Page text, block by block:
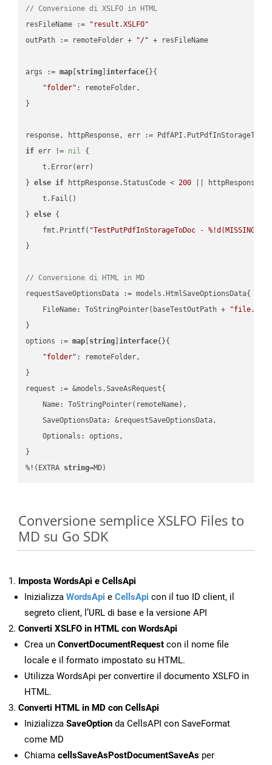
// Conversione di XSLFO in HTML
resFileName :=
"result.XSLFO"
outPath := remoteFolder +
"/" + resFileName
args := map string ]interface{}{
"folder" : remoteFolder,
}
if err != nil {
    t.Error(err)
} else if httpResponse.StatusCode < 200 ||
    t.Fail()
} else {
    fmt.Printf(
"TestPutPdfInStorageToDoc - %!d(MISSING)\n"
}
// Conversione di HTML in MD
requestSaveOptionsData := models.HtmlSaveOptionsData{
    FileName: ToStringPointer(baseTestOutPath +
}
options := map string ]interface{}{
"folder" : remoteFolder,
}
request := &models.SaveAsRequest{
    Name: ToStringPointer(remoteName),
    SaveOptionsData: &requestSaveOptionsData,
    Optionals: options,
}
%!(EXTRA string=MD)
Conversione semplice XSLFO Files to
MD su Go SDK
Imposta WordsApi e CellsApi
Inizializza WordsApi e CellsApi con il tuo ID client, il
segreto client, l’URL di base e la versione API
Converti XSLFO in HTML con WordsApi
Crea un ConvertDocumentRequest con il nome file
locale e il formato impostato su HTML.
Utilizza WordsApi per convertire il documento XSLFO in
HTML.
Converti HTML in MD con CellsApi
Inizializza SaveOption da CellsAPI con SaveFormat
come MD
Chiama cellsSaveAsPostDocumentSaveAs per